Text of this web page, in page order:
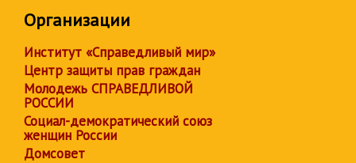
Организации
Институт «Справедливый мир»
Центр защиты прав граждан
Молодежь СПРАВЕДЛИВОЙ
РОССИИ
Социал-демократический союз
женщин России
Домсовет